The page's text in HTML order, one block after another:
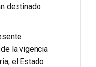
destinado
la vigencia
el Estado